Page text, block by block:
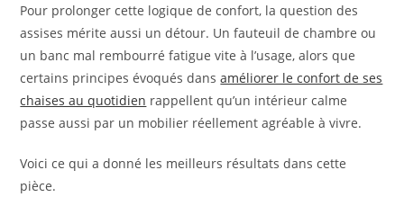
Pour prolonger cette logique de confort, la question des
assises mérite aussi un détour. Un fauteuil de chambre ou
un banc mal rembourré fatigue vite à l’usage, alors que
certains principes évoqués dansaméliorer le confort de ses
chaises au quotidien rappellent qu’un intérieur calme
passe aussi par un mobilier réellement agréable à vivre.
Voici ce qui a donné les meilleurs résultats dans cette
pièce.